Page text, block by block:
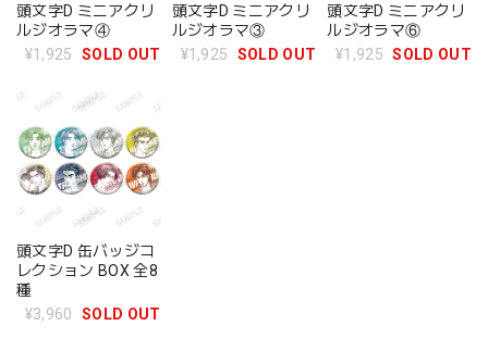
頭文字D ミニアクリ
ルジオラマ④
¥1,925
SOLD OUT
頭文字D ミニアクリ
ルジオラマ③
¥1,925
SOLD OUT
頭文字D ミニアクリ
ルジオラマ⑥
¥1,925 SOLD OUT
頭文字D 缶バッジコ
レクション BOX 全8
種
¥3,960
SOLD OUT